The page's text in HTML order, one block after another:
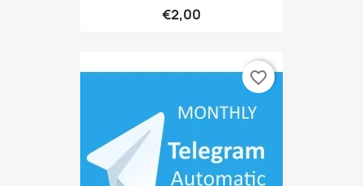
€2,00
favorite_border